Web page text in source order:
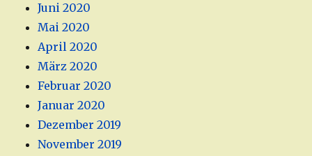
Juni 2020
Mai 2020
April 2020
März 2020
Februar 2020
Januar 2020
Dezember 2019
November 2019